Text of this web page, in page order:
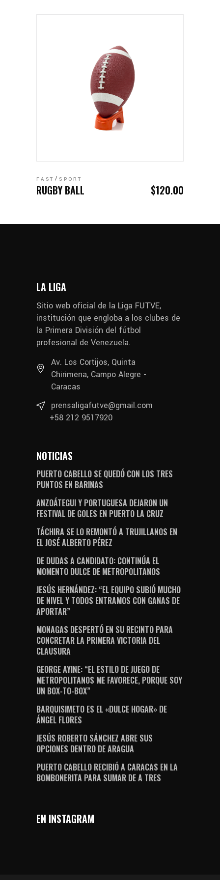
FAST SPORT
RUGBY BALL $120.00
LA LIGA
Sitio web oficial de la Liga FUTVE,
institución que engloba a los clubes de
la Primera División del fútbol
profesional de Venezuela.
Av. Los Cortijos, Quinta
Chirimena, Campo Alegre -
Caracas
prensaligafutve@gmail.com
+58 212 9517920
NOTICIAS
PUERTO CABELLO SE QUEDÓ CON LOS TRES
PUNTOS EN BARINAS
ANZOÁTEGUI Y PORTUGUESA DEJARON UN
FESTIVAL DE GOLES EN PUERTO LA CRUZ
TÁCHIRA SE LO REMONTÓ A TRUJILLANOS EN
EL JOSÉ ALBERTO PÉREZ
DE DUDAS A CANDIDATO: CONTINÚA EL
MOMENTO DULCE DE METROPOLITANOS
JESÚS HERNÁNDEZ: “EL EQUIPO SUBIÓ MUCHO
DE NIVEL Y TODOS ENTRAMOS CON GANAS DE
APORTAR”
MONAGAS DESPERTÓ EN SU RECINTO PARA
CONCRETAR LA PRIMERA VICTORIA DEL
CLAUSURA
GEORGE AYINE: “EL ESTILO DE JUEGO DE
METROPOLITANOS ME FAVORECE, PORQUE SOY
UN BOX-TO-BOX”
BARQUISIMETO ES EL «DULCE HOGAR» DE
ÁNGEL FLORES
JESÚS ROBERTO SÁNCHEZ ABRE SUS
OPCIONES DENTRO DE ARAGUA
PUERTO CABELLO RECIBIÓ A CARACAS EN LA
BOMBONERITA PARA SUMAR DE A TRES
EN INSTAGRAM